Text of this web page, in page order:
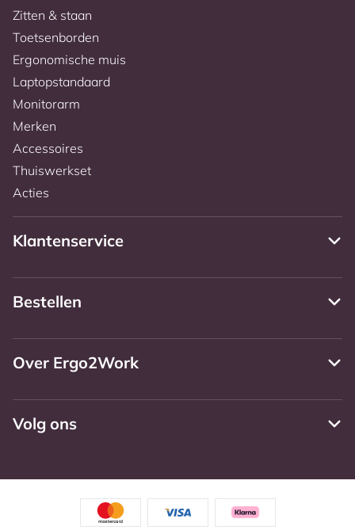
Zitten & staan
Toetsenborden
Ergonomische muis
Laptopstandaard
Monitorarm
Merken
Accessoires
Thuiswerkset
Acties
Klantenservice
Bestellen
Over Ergo2Work
Volg ons